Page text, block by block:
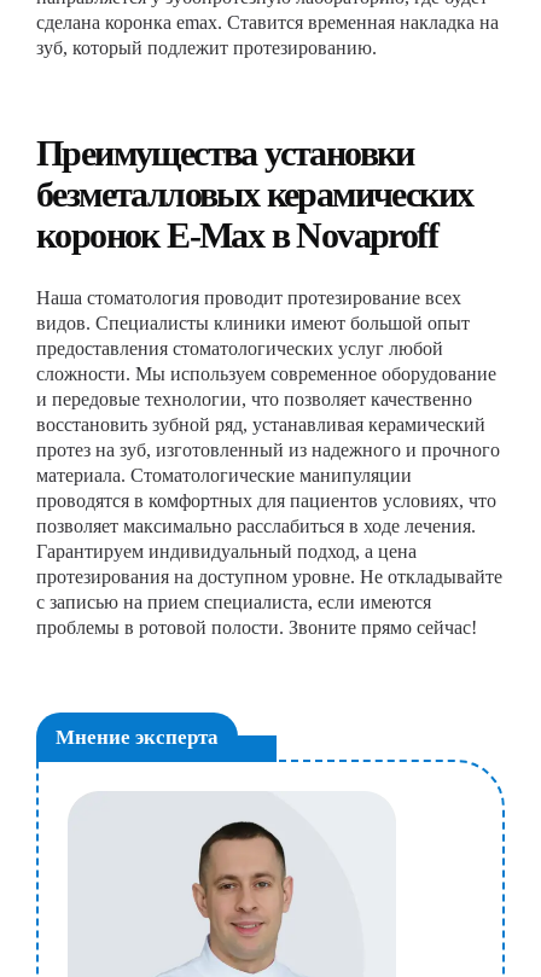
сделана коронка emax. Ставится временная накладка на
зуб, который подлежит протезированию.
Преимущества установки
безметалловых керамических
коронок E-Max в Novaproff
Наша стоматология проводит протезирование всех
видов. Специалисты клиники имеют большой опыт
предоставления стоматологических услуг любой
сложности. Мы используем современное оборудование
и передовые технологии, что позволяет качественно
восстановить зубной ряд, устанавливая керамический
протез на зуб, изготовленный из надежного и прочного
материала. Стоматологические манипуляции
проводятся в комфортных для пациентов условиях, что
позволяет максимально расслабиться в ходе лечения.
Гарантируем индивидуальный подход, а цена
протезирования на доступном уровне. Не откладывайте
с записью на прием специалиста, если имеются
проблемы в ротовой полости. Звоните прямо сейчас!
Мнение эксперта